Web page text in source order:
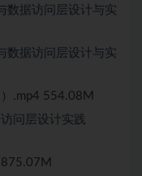
数据访问层设计与实
数据访问层设计与实
.mp4 554.08M
问层设计实践